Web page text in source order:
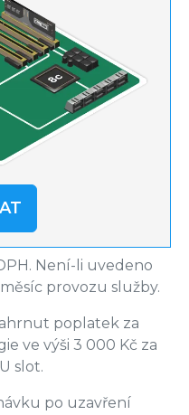
Není-li uvedeno
provozu služby.
poplatek za
ve výši 3 000 Kč za
slot.
po uzavření